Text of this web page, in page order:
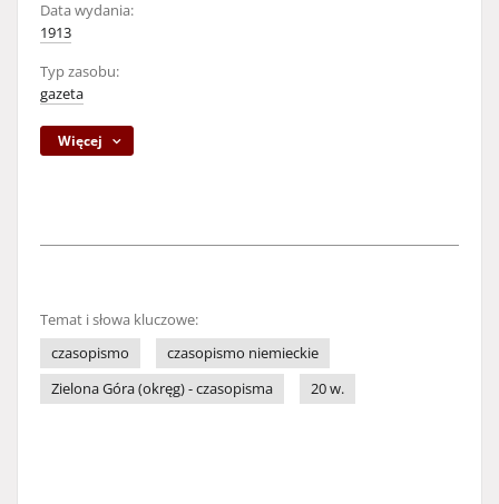
Data wydania:
1913
Typ zasobu:
gazeta
Więcej
Temat i słowa kluczowe:
czasopismo
czasopismo niemieckie
Zielona Góra (okręg) - czasopisma
20 w.